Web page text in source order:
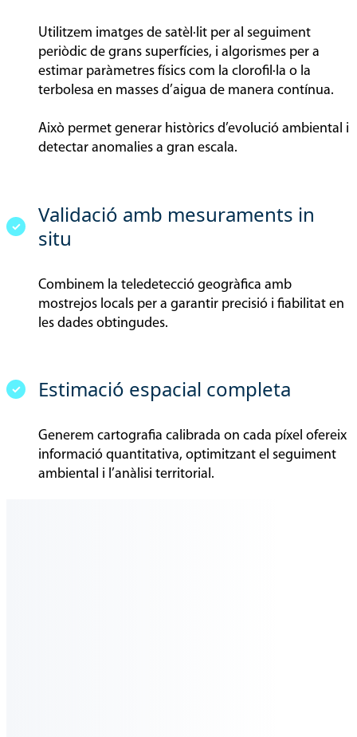
Utilitzem imatges de satèl·lit per al seguiment
periòdic de grans superfícies, i algorismes per a
estimar paràmetres físics com la clorofil·la o la
terbolesa en masses d’aigua de manera contínua.
Això permet generar històrics d’evolució ambiental i
detectar anomalies a gran escala.
Validació amb mesuraments in
situ
Combinem la teledetecció geogràfica amb
mostrejos locals per a garantir precisió i fiabilitat en
les dades obtingudes.
Estimació espacial completa
Generem cartografia calibrada on cada píxel ofereix
informació quantitativa, optimitzant el seguiment
ambiental i l’anàlisi territorial.